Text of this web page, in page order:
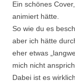
Ein schönes
animiert hätte.
So wie du es
aber ich hätte
eher etwas
mich nicht
Dabei ist es